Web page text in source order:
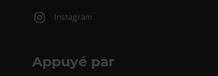
Instagram
Appuyé par